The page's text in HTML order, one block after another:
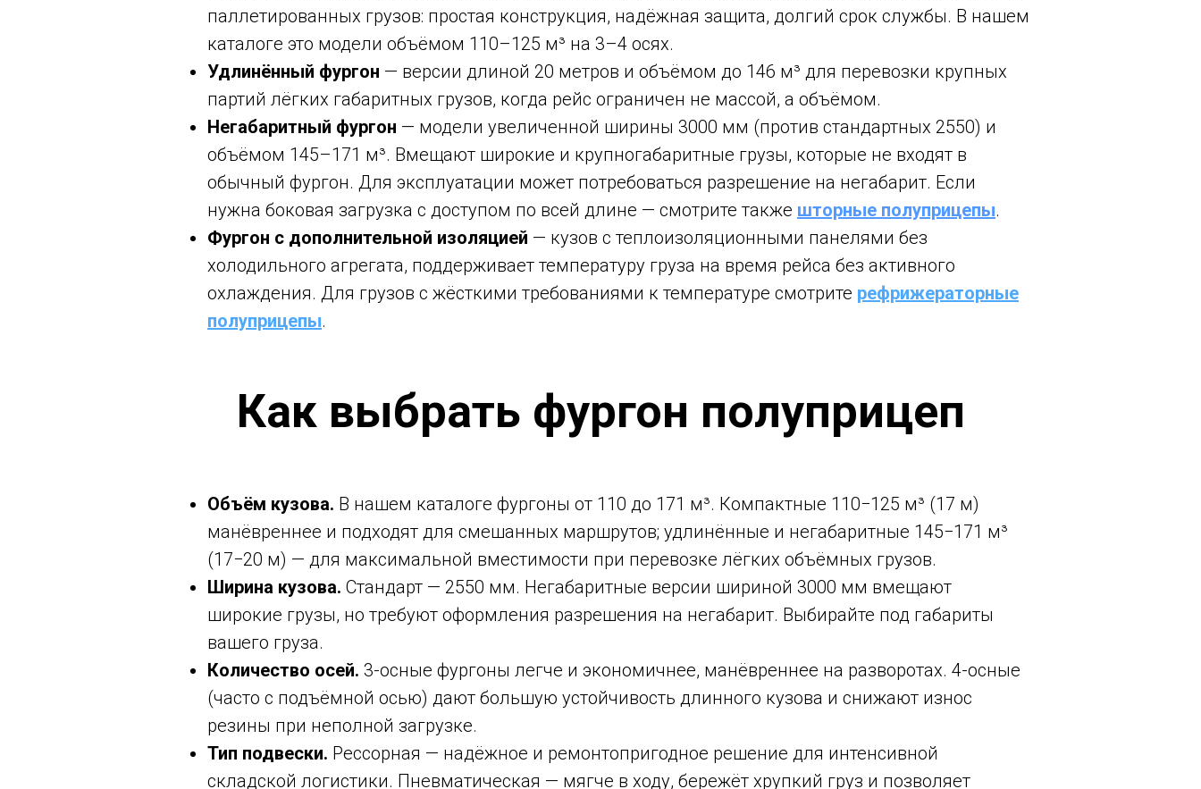
паллетированных грузов: простая конструкция, надёжная защита, долгий срок службы. В нашем
каталоге это модели объёмом 110–125 м³ на 3–4 осях.
Удлинённый фургон — версии длиной 20 метров и объёмом до 146 м³ для перевозки крупных
партий лёгких габаритных грузов, когда рейс ограничен не массой, а объёмом.
Негабаритный фургон — модели увеличенной ширины 3000 мм (против стандартных 2550) и
объёмом 145–171 м³. Вмещают широкие и крупногабаритные грузы, которые не входят в
обычный фургон. Для эксплуатации может потребоваться разрешение на негабарит. Если
нужна боковая загрузка с доступом по всей длине — смотрите также шторные полуприцепы.
Фургон с дополнительной изоляцией — кузов с теплоизоляционными панелями без
холодильного агрегата, поддерживает температуру груза на время рейса без активного
охлаждения. Для грузов с жёсткими требованиями к температуре смотрите рефрижераторные
полуприцепы.
Как выбрать фургон полуприцеп
Объём кузова. В нашем каталоге фургоны от 110 до 171 м³. Компактные 110−125 м³ (17 м)
манёвреннее и подходят для смешанных маршрутов; удлинённые и негабаритные 145−171 м³
(17−20 м) — для максимальной вместимости при перевозке лёгких объёмных грузов.
Ширина кузова. Стандарт — 2550 мм. Негабаритные версии шириной 3000 мм вмещают
широкие грузы, но требуют оформления разрешения на негабарит. Выбирайте под габариты
вашего груза.
Количество осей. 3-осные фургоны легче и экономичнее, манёвреннее на разворотах. 4-осные
(часто с подъёмной осью) дают большую устойчивость длинного кузова и снижают износ
резины при неполной загрузке.
Тип подвески. Рессорная — надёжное и ремонтопригодное решение для интенсивной
складской логистики. Пневматическая — мягче в ходу, бережёт хрупкий груз и позволяет